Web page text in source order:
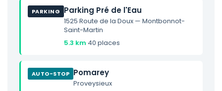
PARKING Parking Pré de l'Eau
1525 Route de la Doux — Montbonnot-
Saint-Martin
5.3 km·40 places
AUTO-STOP Pomarey
Proveysieux